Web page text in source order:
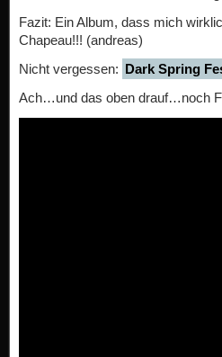
Fazit: Ein Album, dass mich
Chapeau!!! (andreas)
Nicht vergessen: Dark Spring
Ach…und das oben drauf…noch